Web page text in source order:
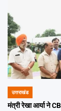
POSTED
IN
उत्तराखंड
मंत्री रेखा आर्या ने